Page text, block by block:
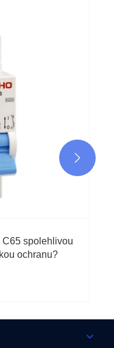
spolehlivou
ochranu?
